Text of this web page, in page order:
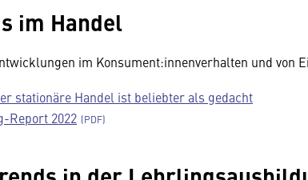
im Handel
im Konsument:innenverhalten und von
stationäre Handel ist beliebter als gedacht
Report 2022